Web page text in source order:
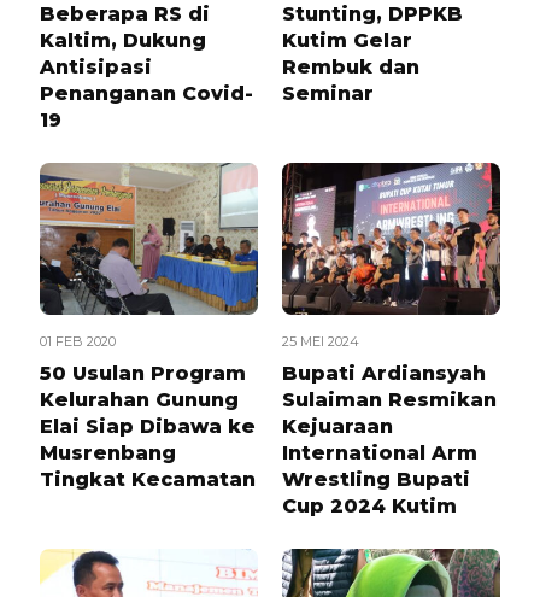
Beberapa RS di
Kaltim, Dukung
Antisipasi
Penanganan Covid-
19
Stunting, DPPKB
Kutim Gelar
Rembuk dan
Seminar
01 FEB 2020
50 Usulan Program
Kelurahan Gunung
Elai Siap Dibawa ke
Musrenbang
Tingkat Kecamatan
25 MEI 2024
Bupati Ardiansyah
Sulaiman Resmikan
Kejuaraan
International Arm
Wrestling Bupati
Cup 2024 Kutim